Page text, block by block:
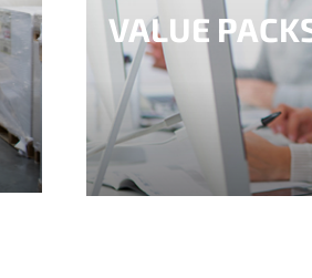
VALUE